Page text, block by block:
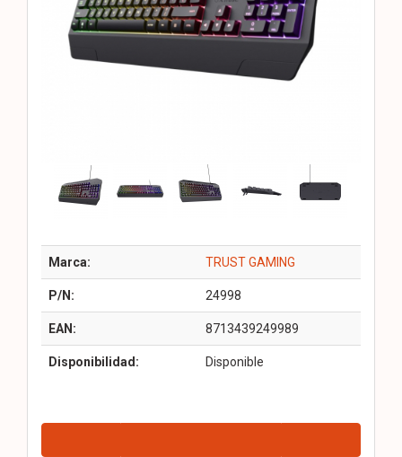
Marca: TRUST GAMING
P/N: 24998
EAN: 8713439249989
Disponibilidad: Disponible